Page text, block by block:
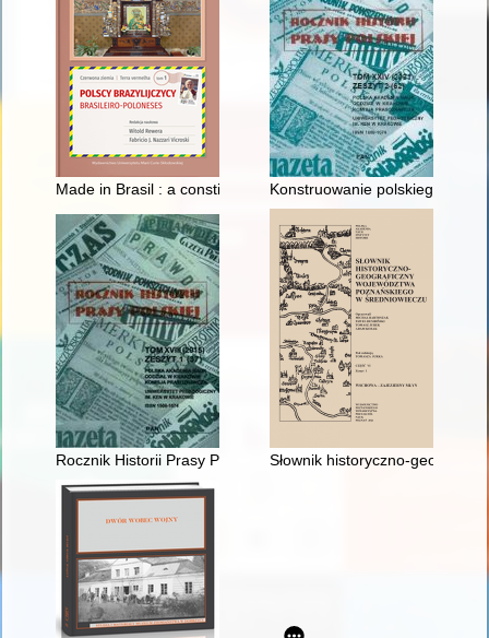
Made in Brasil : a constituição da rede TFP na Pôlonia
Konstruowanie polskiego
Rocznik Historii Prasy Polskiej. T. 24, z. 4 (2021)
Słownik historyczno-